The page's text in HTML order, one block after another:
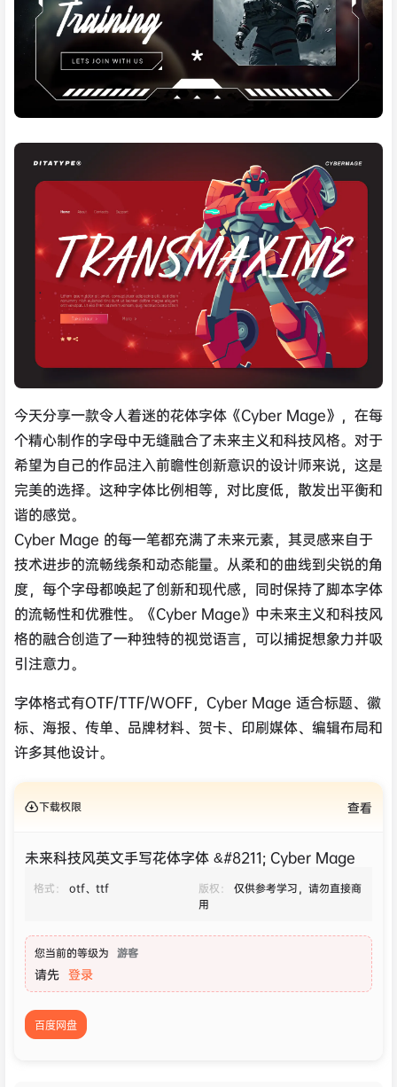
今天分享一款令人着迷的花体字体《Cyber Mage》，在每
个精心制作的字母中无缝融合了未来主义和科技风格。对于
希望为自己的作品注入前瞻性创新意识的设计师来说，这是
完美的选择。这种字体比例相等，对比度低，散发出平衡和
谐的感觉。
Cyber Mage 的每一笔都充满了未来元素，其灵感来自于
技术进步的流畅线条和动态能量。从柔和的曲线到尖锐的角
度，每个字母都唤起了创新和现代感，同时保持了脚本字体
的流畅性和优雅性。《Cyber Mage》中未来主义和科技风
格的融合创造了一种独特的视觉语言，可以捕捉想象力并吸
引注意力。
字体格式有OTF/TTF/WOFF，Cyber Mage 适合标题、徽
标、海报、传单、品牌材料、贺卡、印刷媒体、编辑布局和
许多其他设计。
下载权限 查看
未来科技风英文手写花体字体 &#8211; Cyber Mage
格式： otf、ttf 版权：
仅供参考学习，请勿直接商
用
您当前的等级为 游客
请先 登录
百度网盘